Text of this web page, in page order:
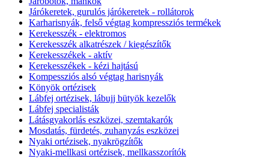
Járókeretek, gurulós járókeretek - rollátorok
Karharisnyák, felső végtag kompressziós termékek
Kerekesszék - elektromos
Kerekesszék alkatrészek / kiegészítők
Kerekesszékek - aktív
Kerekesszékek - kézi hajtású
Kompessziós alsó végtag harisnyák
Könyök ortézisek
Lábfej ortézisek, lábujj bütyök kezelők
Lábfej specialisták
Látásgyakorlás eszközei, szemtakarók
Mosdatás, fürdetés, zuhanyzás eszközei
Nyaki ortézisek, nyakrögzítők
Nyaki-mellkasi ortézisek, mellkasszorítók